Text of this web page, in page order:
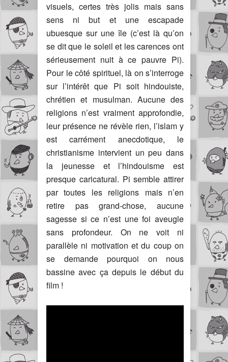
visuels, certes très jolis mais sans
sens ni but et une escapade
ubuesque sur une île (c’est là qu’on
se dit que le soleil et les carences ont
sérieusement nuit à ce pauvre Pi).
Pour le côté spirituel, là on s’interroge
sur l’intérêt que Pi soit hindouiste,
chrétien et musulman. Aucune des
religions n’est vraiment approfondie,
leur présence ne révèle rien, l’islam y
est carrément anecdotique, le
christianisme intervient un peu dans
la jeunesse et l’hindouisme est
presque caricatural. Pi semble attirer
par toutes les religions mais n’en
retire pas grand-chose, aucune
sagesse si ce n’est une foi aveugle
sans profondeur. On ne voit ni
parallèle ni motivation et du coup on
se demande pourquoi on nous
bassine avec ça depuis le début du
film !